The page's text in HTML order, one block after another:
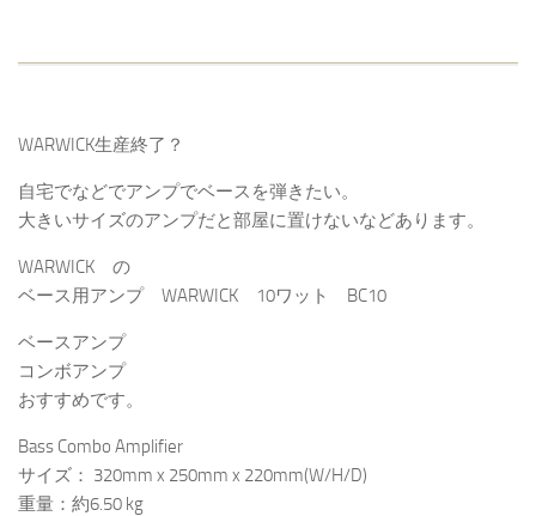
WARWICK生産終了？
自宅でなどでアンプでベースを弾きたい。
大きいサイズのアンプだと部屋に置けないなどあります。
WARWICK の
ベース用アンプ WARWICK 10ワット BC10
ベースアンプ
コンボアンプ
おすすめです。
Bass Combo Amplifier
サイズ： 320mm x 250mm x 220mm(W/H/D)
重量：約6.50 kg